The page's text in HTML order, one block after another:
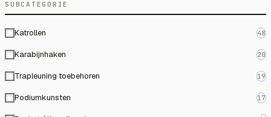
SUBCATEGORIE
Katrollen 48
Karabijnhaken 20
Trapleuning toebehoren 19
Podiumkunsten 17